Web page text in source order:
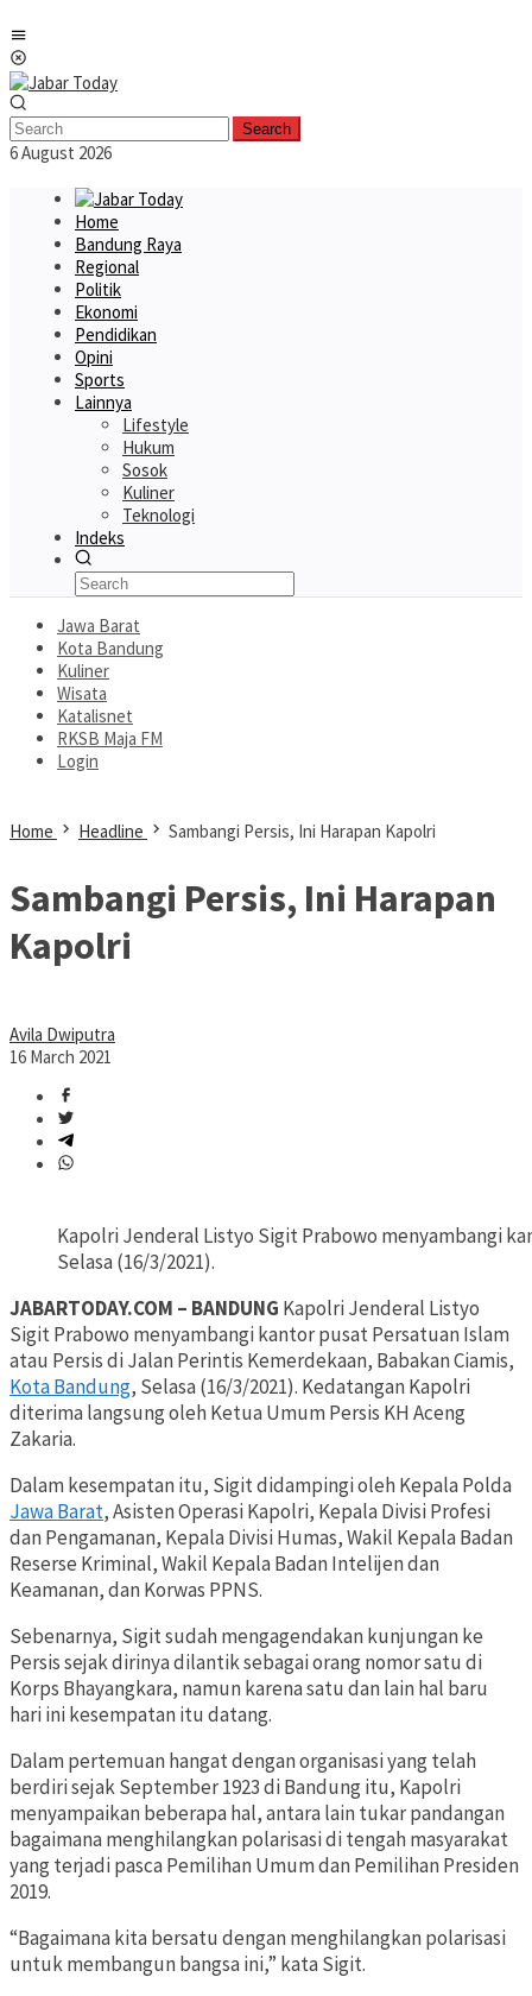
to
content
Search
6 August 2026
Home
Bandung Raya
Regional
Politik
Ekonomi
Pendidikan
Opini
Sports
Lainnya
Lifestyle
Hukum
Sosok
Kuliner
Teknologi
Indeks
Jawa Barat
Kota Bandung
Kuliner
Wisata
Katalisnet
RKSB Maja FM
Login
Home Headline Sambangi Persis, Ini Harapan Kapolri
Sambangi Persis, Ini Harapan
Kapolri
Avila Dwiputra
16 March 2021
Kapolri Jenderal Listyo Sigit Prabowo menyambangi
Selasa (16/3/2021).
JABARTODAY.COM – BANDUNG Kapolri Jenderal Listyo
Sigit Prabowo menyambangi kantor pusat Persatuan Islam
atau Persis di Jalan Perintis Kemerdekaan, Babakan Ciamis,
Kota Bandung, Selasa (16/3/2021). Kedatangan Kapolri
diterima langsung oleh Ketua Umum Persis KH Aceng
Zakaria.
Dalam kesempatan itu, Sigit didampingi oleh Kepala Polda
Jawa Barat, Asisten Operasi Kapolri, Kepala Divisi Profesi
dan Pengamanan, Kepala Divisi Humas, Wakil Kepala Badan
Reserse Kriminal, Wakil Kepala Badan Intelijen dan
Keamanan, dan Korwas PPNS.
Sebenarnya, Sigit sudah mengagendakan kunjungan ke
Persis sejak dirinya dilantik sebagai orang nomor satu di
Korps Bhayangkara, namun karena satu dan lain hal baru
hari ini kesempatan itu datang.
Dalam pertemuan hangat dengan organisasi yang telah
berdiri sejak September 1923 di Bandung itu, Kapolri
menyampaikan beberapa hal, antara lain tukar pandangan
bagaimana menghilangkan polarisasi di tengah masyarakat
yang terjadi pasca Pemilihan Umum dan Pemilihan Presiden
2019.
“Bagaimana kita bersatu dengan menghilangkan polarisasi
untuk membangun bangsa ini,” kata Sigit.